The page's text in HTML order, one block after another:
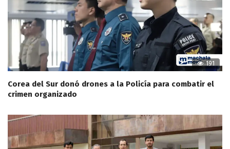
191
Corea del Sur donó drones a la Policía para combatir el
crimen organizado